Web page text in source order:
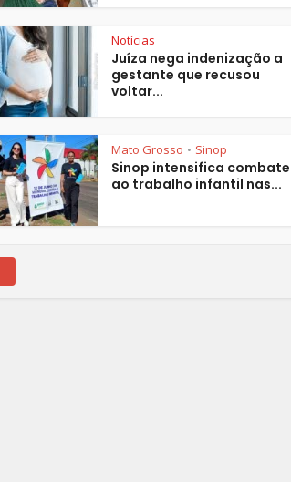
Notícias
Juíza nega indenização a
gestante que recusou
voltar...
Mato Grosso • Sinop
Sinop intensifica combate
ao trabalho infantil nas...